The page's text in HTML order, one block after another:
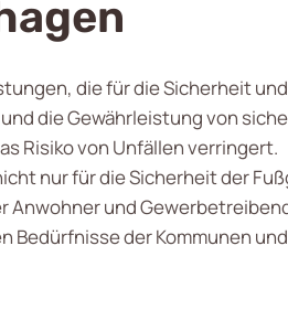
die für die Sicherheit
die Gewährleistung von
Risiko von Unfällen verringert.
nur für die Sicherheit der
und
Bedürfnisse der Kommunen